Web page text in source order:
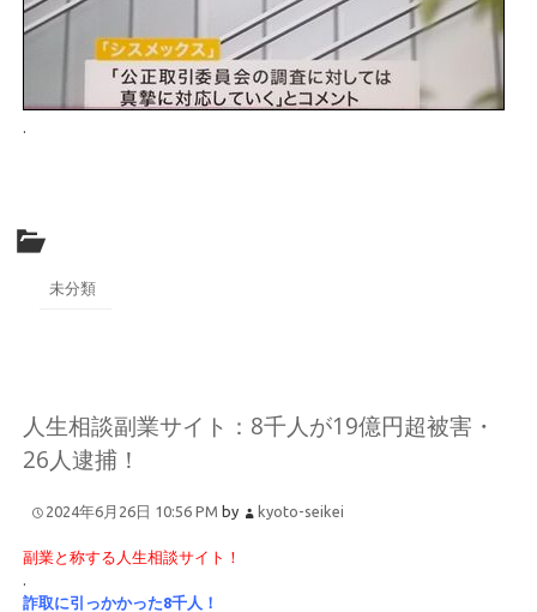
未分類
人生相談副業サイト：8千人が19億円超被害・
26人逮捕！
2024年6月26日 10:56 PM by kyoto-seikei
副業と称する人生相談サイト！
.
詐取に引っかかった8千人！